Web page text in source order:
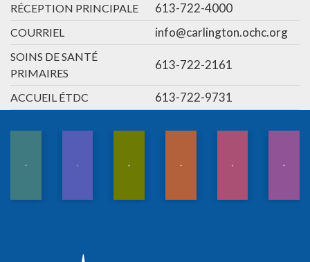
RÉCEPTION PRINCIPALE 613-722-4000
COURRIEL info@carlington.ochc.org
SOINS DE SANTÉ
PRIMAIRES
613-722-2161
ACCUEIL ÉTDC 613-722-9731